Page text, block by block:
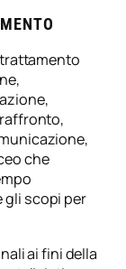
che
gli scopi per
ai fini della